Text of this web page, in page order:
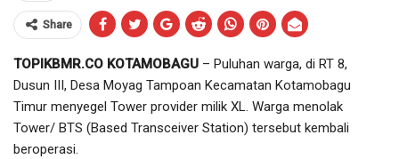
Share
TOPIKBMR.CO KOTAMOBAGU – Puluhan warga, di RT 8,
Dusun III, Desa Moyag Tampoan Kecamatan Kotamobagu
Timur menyegel Tower provider milik XL. Warga menolak
Tower/ BTS (Based Transceiver Station) tersebut kembali
beroperasi.